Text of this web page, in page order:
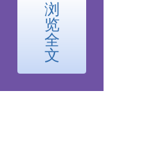
浏
览
全
文